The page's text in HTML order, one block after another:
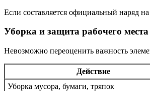
Если составляется официальный наряд
Уборка и защита рабочего места
Невозможно переоценить важность
Действие
Уборка мусора, бумаги, тряпок